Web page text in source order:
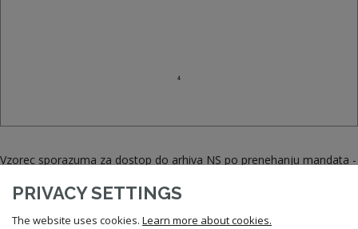
Vzorec sporazuma za dostop do arhiva NS po prenehanju mandata -
.doc
PRIVACY SETTINGS
The website uses cookies. Learn more about cookies.